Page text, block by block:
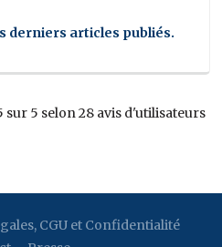
derniers articles publiés.
sur 5 selon 28 avis d'utilisateurs
CGU et Confidentialité